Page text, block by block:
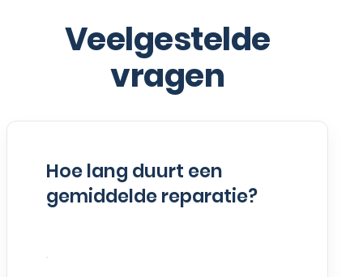
Veelgestelde
vragen
Hoe lang duurt een
gemiddelde reparatie?